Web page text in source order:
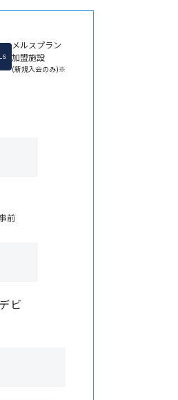
メルスプラン
加盟施設
(新規入会のみ)※
前
ビ